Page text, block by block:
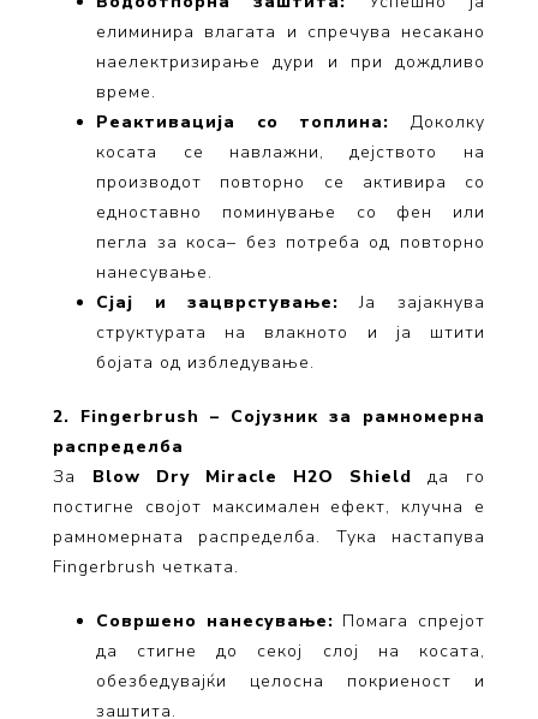
елиминира влагата и спречува несакано
наелектризирање дури и при дождливо
време.
Реактивација со топлина: Доколку
косата се навлажни, дејството на
производот повторно се активира со
едноставно поминување со фен или
пегла за коса– без потреба од повторно
нанесување.
Сјај и зацврстување: Ја зајакнува
структурата на влакното и ја штити
бојата од избледување.
2. Fingerbrush – Сојузник за рамномерна
распределба
За Blow Dry Miracle H2O Shield да го
постигне својот максимален ефект, клучна е
рамномерната распределба. Тука настапува
Fingerbrush четката.
Совршено нанесување: Помага спрејот
да стигне до секој слој на косата,
обезбедувајќи целосна покриеност и
заштита.